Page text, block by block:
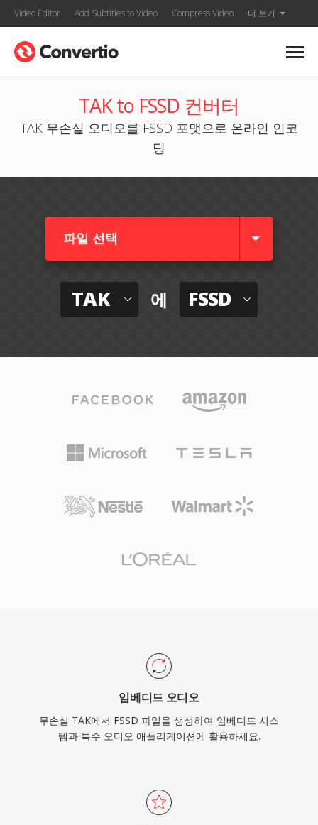
Video Editor Add Subtitles to Video Compress Video 더 보기
TAK to FSSD 컨버터
TAK 무손실 오디오를 FSSD 포맷으로 온라인 인코
딩
파일 선택
TAK 에 FSSD
임베디드 오디오
무손실 TAK에서 FSSD 파일을 생성하여 임베디드 시스
템과 특수 오디오 애플리케이션에 활용하세요.